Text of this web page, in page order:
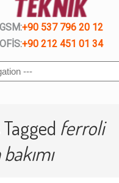
GSM:+90 537 796 20 12
OFİS:+90 212 451 01 34
ferroli